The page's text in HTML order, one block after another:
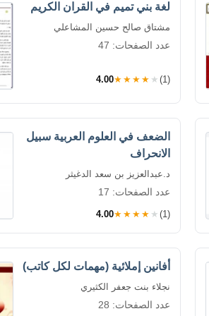
لغة بني تميم في القران الكريم
مشتاق صالح حسين المشاعلي
عدد الصفحات: 47
4.00★★★★★ (1)
الضعف في العلوم العربية سبيل
الانحراف
د.عبدالعزيز بن سعد الدغيثر
عدد الصفحات: 17
4.00★★★★★ (1)
أفانين إملائية (مهمات لكل كاتب)
نجلاء بنت جعفر الكثيري
عدد الصفحات: 28